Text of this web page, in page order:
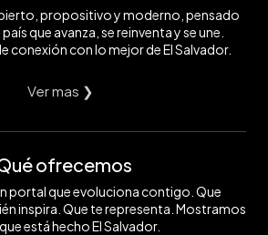
propositivo y moderno, pensado
que avanza, se reinventa y se une.
conexión con lo mejor de El Salvador.
Ver mas ❯
ofrecemos
portal que evoluciona contigo. Que
inspira. Que te representa. Mostramos
está hecho El Salvador.